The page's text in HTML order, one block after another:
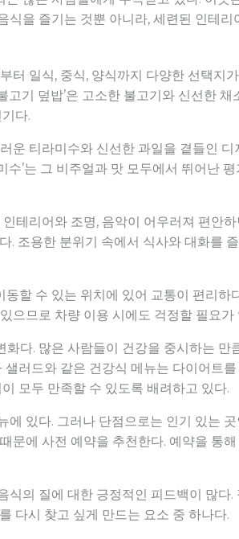
을 즐기는 것뿐 아니라, 세련된 인테
터 일식, 중식, 양식까지 다양한 선택지
기 덮밥’은 고소한 불고기와 신선한
다.
운 티라미수와 신선한 과일을 곁들인
’는 그 비주얼과 맛 모두에서 뛰어난
테리어와 조명, 음악이 어우러져 편안
. 조용한 분위기 속에서 식사와 대화를
할 수 있는 위치에 있어 교통이 편리하
으므로 차량 이용 시에도 걱정할 필요가
다. 많은 사람들이 건강을 중시하는 만
러드와 같은 건강식 메뉴는 다이어트
모두 만족할 수 있도록 배려하고 있다.
있다. 그러나 단점으로는 인기 있는
문에 사전 예약을 추천한다. 예약을 통
의 질에 대한 긍정적인 피드백이 많다
다시 찾고 싶게 만드는 요소 중 하나다.